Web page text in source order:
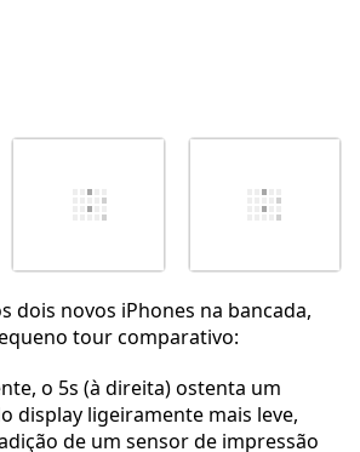
dois novos iPhones na bancada,
tour comparativo:
o 5s (à direita) ostenta um
display ligeiramente mais leve,
de um sensor de impressão